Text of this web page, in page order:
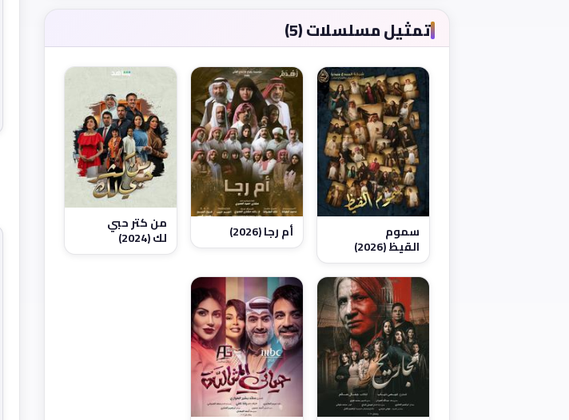
تمثيل مسلسلات (5)
سموم
القيظ (2026)
أم رجا (2026) من كتر حبي
لك (2024)